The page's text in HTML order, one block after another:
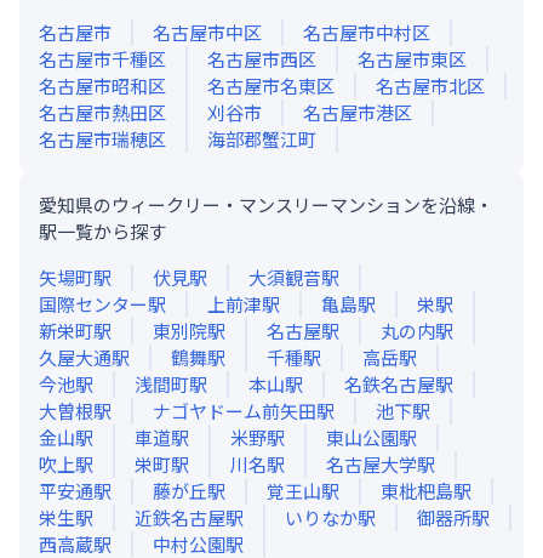
名古屋市
名古屋市中区
名古屋市中村区
名古屋市千種区
名古屋市西区
名古屋市東区
名古屋市昭和区
名古屋市名東区
名古屋市北区
名古屋市熱田区
刈谷市
名古屋市港区
名古屋市瑞穂区
海部郡蟹江町
愛知県のウィークリー・マンスリーマンションを沿線・
駅一覧から探す
矢場町駅 伏見駅 大須観音駅
国際センター駅 上前津駅 亀島駅 栄駅
新栄町駅 東別院駅 名古屋駅 丸の内駅
久屋大通駅 鶴舞駅 千種駅 高岳駅
今池駅 浅間町駅 本山駅 名鉄名古屋駅
大曽根駅 ナゴヤドーム前矢田駅 池下駅
金山駅 車道駅 米野駅 東山公園駅
吹上駅 栄町駅 川名駅 名古屋大学駅
平安通駅 藤が丘駅 覚王山駅 東枇杷島駅
栄生駅 近鉄名古屋駅 いりなか駅 御器所駅
西高蔵駅 中村公園駅